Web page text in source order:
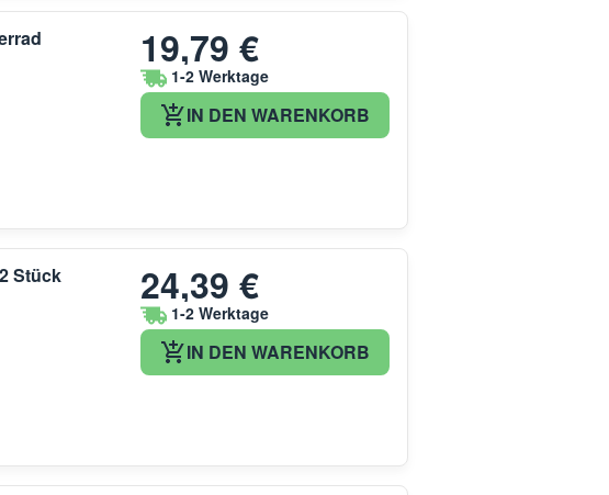
19,79 €
1-2 Werktage
IN DEN WARENKORB
Stück
24,39 €
1-2 Werktage
IN DEN WARENKORB